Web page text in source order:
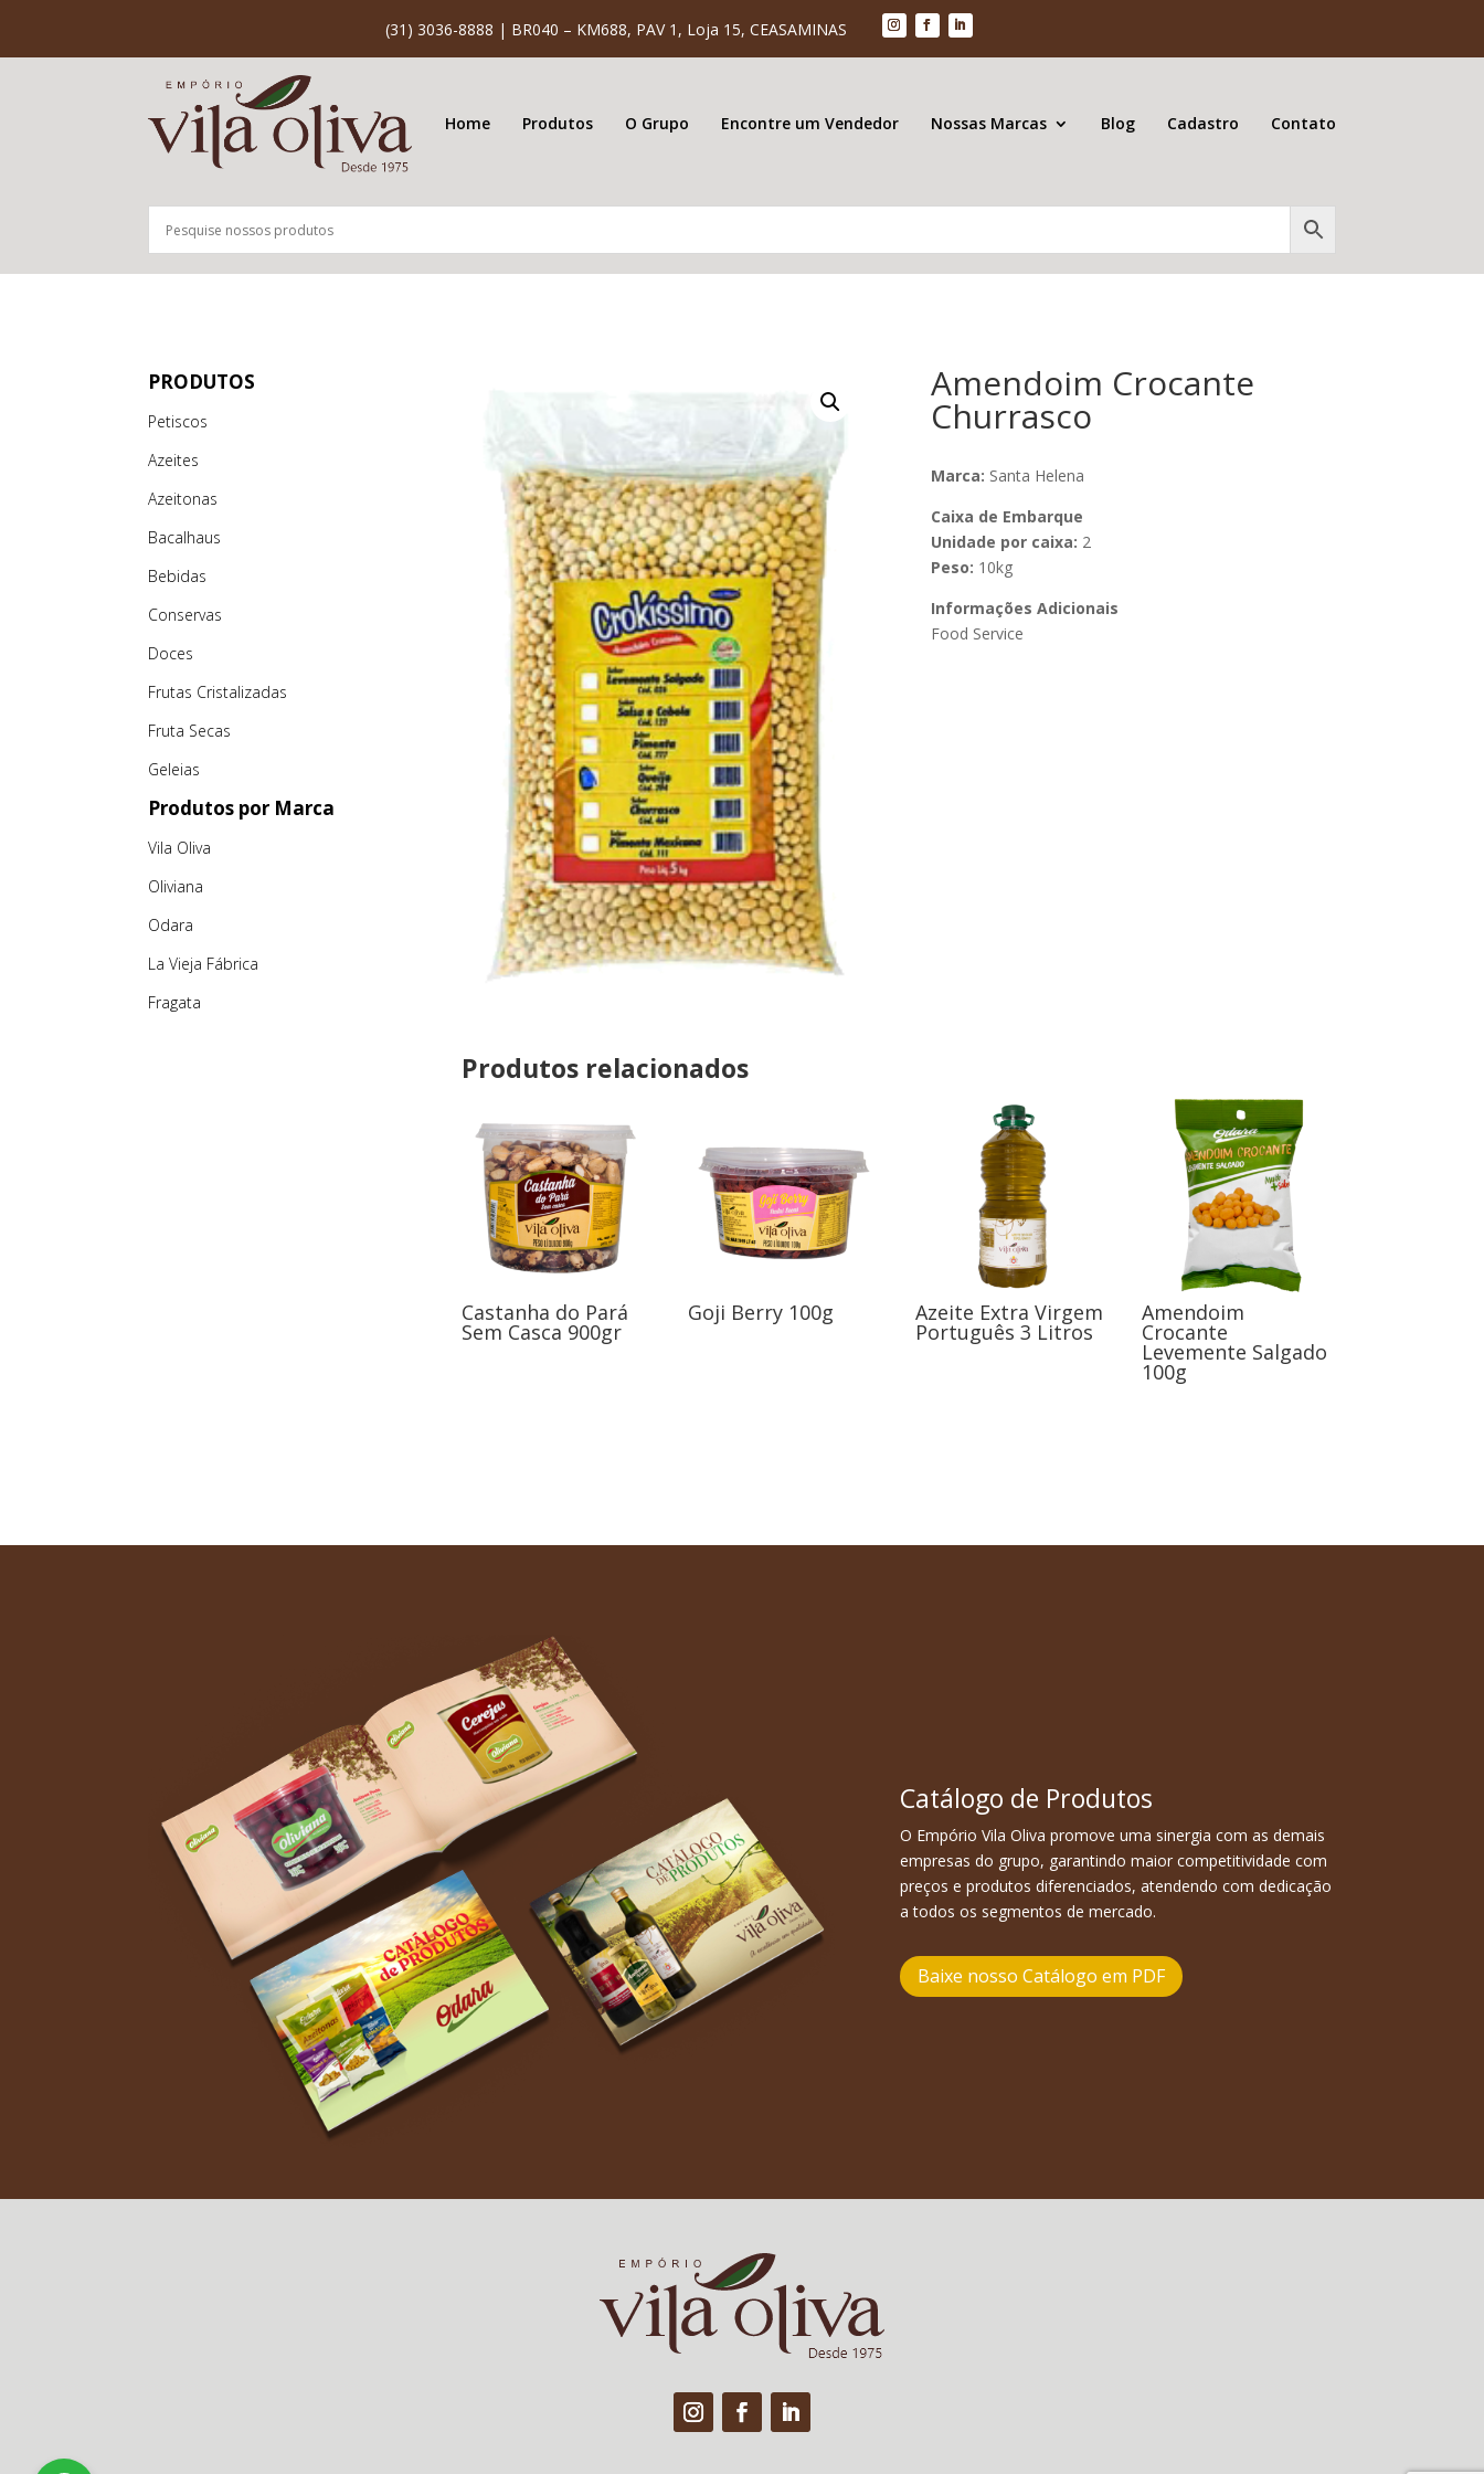
(31) 3036-8888 | BR040 – KM688, PAV 1, Loja 15, CEASAMINAS
Home Produtos O Grupo Encontre um Vendedor Nossas Marcas Blog Cadastro Contato
PRODUTOS
Petiscos
Azeites
Azeitonas
Bacalhaus
Bebidas
Conservas
Doces
Frutas Cristalizadas
Fruta Secas
Geleias
Produtos por Marca
Vila Oliva
Oliviana
Odara
La Vieja Fábrica
Fragata
Amendoim Crocante
Churrasco
Marca: Santa Helena
Caixa de Embarque
Unidade por caixa: 2
Peso: 10kg
Informações Adicionais
Food Service
Produtos relacionados
Castanha do Pará
Sem Casca 900gr
Goji Berry 100g Azeite Extra Virgem
Português 3 Litros
Amendoim
Crocante
Levemente Salgado
100g
Catálogo de Produtos
O Empório Vila Oliva promove uma sinergia com as demais
empresas do grupo, garantindo maior competitividade com
preços e produtos diferenciados, atendendo com dedicação
a todos os segmentos de mercado.
Baixe nosso Catálogo em PDF